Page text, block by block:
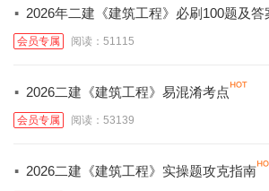
· 2026年二建《建筑工程》必刷100题及答
会员专属 阅读：51115
· 2026二建《建筑工程》易混淆考点
会员专属 阅读：53139
· 2026二建《建筑工程》实操题攻克指南